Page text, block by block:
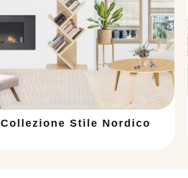
Collezione Stile Nordico